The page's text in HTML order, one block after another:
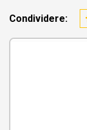
Condividere: